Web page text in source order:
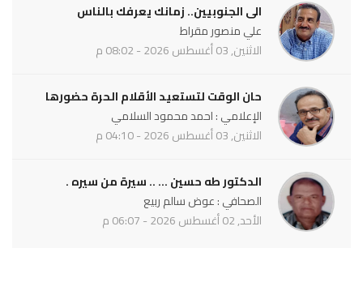
الى الجنوبيين.. زمانك يعرفك بالناس
علي منصور مقراط
الاثنين, 03 أغسطس 2026 - 08:02 م
حان الوقت لتستعيد الأقلام الحرة حضورها
الإعلامي : احمد محمود السلامي
الاثنين, 03 أغسطس 2026 - 04:10 م
الدكتور طه حسين ... .. سيرة من سيره .
الصحافي : عوض سالم ربيع
الأحد, 02 أغسطس 2026 - 06:07 م